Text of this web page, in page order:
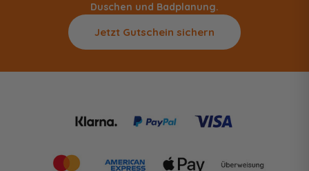
Duschen und Badplanung.
Jetzt Gutschein sichern